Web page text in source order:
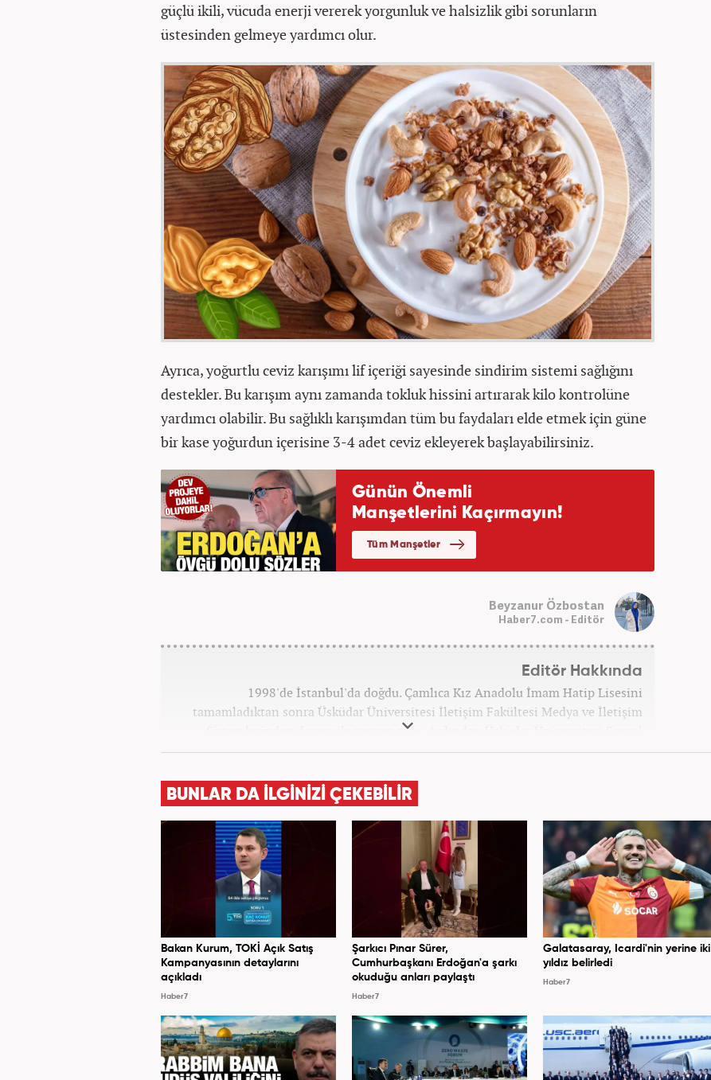
güçlü ikili, vücuda enerji vererek yorgunluk ve halsizlik gibi sorunların
üstesinden gelmeye yardımcı olur.
Ayrıca, yoğurtlu ceviz karışımı lif içeriği sayesinde sindirim sistemi sağlığını
destekler. Bu karışım aynı zamanda tokluk hissini artırarak kilo kontrolüne
yardımcı olabilir. Bu sağlıklı karışımdan tüm bu faydaları elde etmek için güne
bir kase yoğurdun içerisine 3-4 adet ceviz ekleyerek başlayabilirsiniz.
Beyzanur Özbostan
Haber7.com - Editör
Editör Hakkında
1998'de İstanbul'da doğdu. Çamlıca Kız Anadolu İmam Hatip Lisesini
tamamladıktan sonra Üsküdar Üniversitesi İletişim Fakültesi Medya ve İletişim
Sistemlerinden derece ile mezun oldu. Ardından Üsküdar Üniversitesi Sosyal
Bilimler Enstitüsü Medya ve Kültürel Çalışmaları bölümünde tam burslu olarak
eğitimlerde lisans aldı. 2017'den 2022'ye kadar bir STK'da sosyal medya
yöneticiliği görevini üstlendi. Günümüzde, haber7.com'da haber editörü olarak
görev yapmaktadır.
BUNLAR DA İLGİNİZİ ÇEKEBİLİR
Bakan Kurum, TOKİ Açık Satış
Kampanyasının detaylarını
açıkladı
Haber7
Şarkıcı Pınar Sürer,
Cumhurbaşkanı Erdoğan'a şarkı
okuduğu anları paylaştı
Haber7
Galatasaray, Icardi'nin yerine iki
yıldız belirledi
Haber7